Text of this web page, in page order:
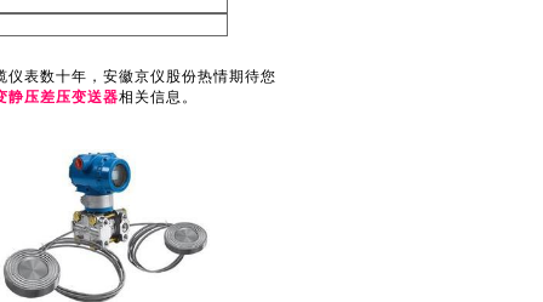
仪表数十年，安徽京仪股份热情期待您
静压差压变送器相关信息。